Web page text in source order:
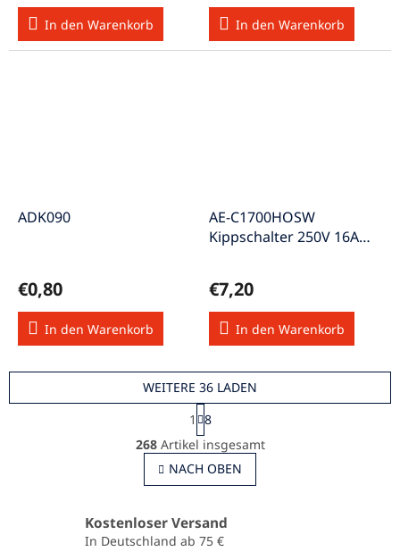
In den Warenkorb In den Warenkorb
ADK090
€0,80
In den Warenkorb
AE-C1700HOSW
Kippschalter 250V 16A
€7,20
In den Warenkorb
S
t
e
u
r
e
WEITERE 36 LADEN
P
a
g
i
n
i
r
u
n
1
8
268Artikel insgesamt
NACH OBEN
Kostenloser Versand
In Deutschland ab 75 €